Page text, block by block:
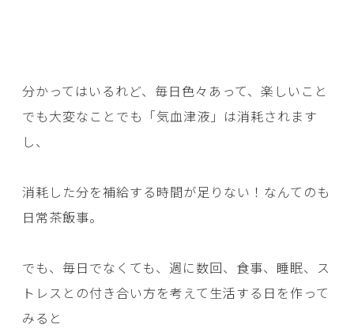
分かってはいるれど、毎日色々あって、楽しいこと
でも大変なことでも「気血津液」は消耗されます
し、
消耗した分を補給する時間が足りない！なんてのも
日常茶飯事。
でも、毎日でなくても、週に数回、食事、睡眠、ス
トレスとの付き合い方を考えて生活する日を作って
みると